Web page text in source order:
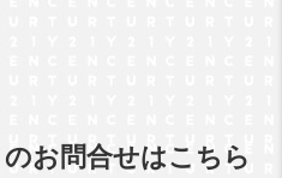
のお問合せはこちら